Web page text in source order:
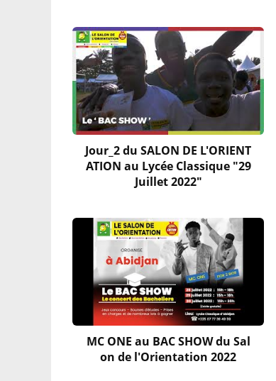
Jour_2 du SALON DE L'ORIENT
ATION au Lycée Classique "29
Juillet 2022"
MC ONE au BAC SHOW du Sal
on de l'Orientation 2022